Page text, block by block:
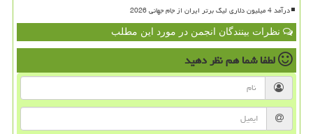
درآمد 4 میلیون دلاری لیگ برتر ایران از جام جهانی 2026
نظرات بینندگان انجمن در مورد این مطلب
لطفا شما همنظر دهید